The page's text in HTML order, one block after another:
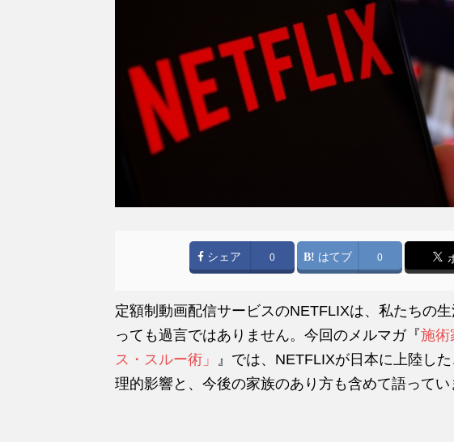
シェア 0 はてブ 0
定額制動画配信サービスのNETFLIXは、私たちの
っても過言ではありません。今回のメルマガ『施術
ス・スルー術」
』では、NETFLIXが日本に上陸し
理的影響と、今後の家族のあり方も含めて語ってい